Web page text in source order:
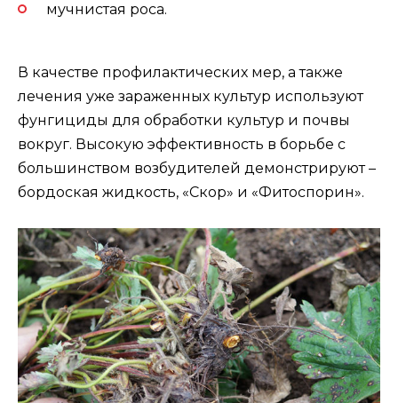
мучнистая роса.
В качестве профилактических мер, а также
лечения уже зараженных культур используют
фунгициды для обработки культур и почвы
вокруг. Высокую эффективность в борьбе с
большинством возбудителей демонстрируют –
бордоская жидкость, «Скор» и «Фитоспорин».